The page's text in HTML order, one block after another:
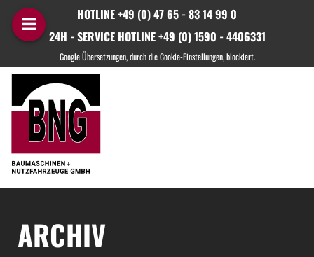
HOTLINE +49 (0) 47 65 - 83 14 99 0
24H - SERVICE HOTLINE +49 (0) 1590 - 4406331
ARCHIV